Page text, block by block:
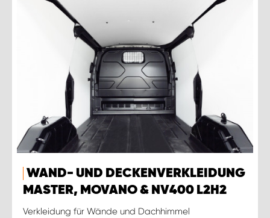
WAND- UND DECKENVERKLEIDUNG
MASTER, MOVANO & NV400 L2H2
Verkleidung für Wände und Dachhimmel